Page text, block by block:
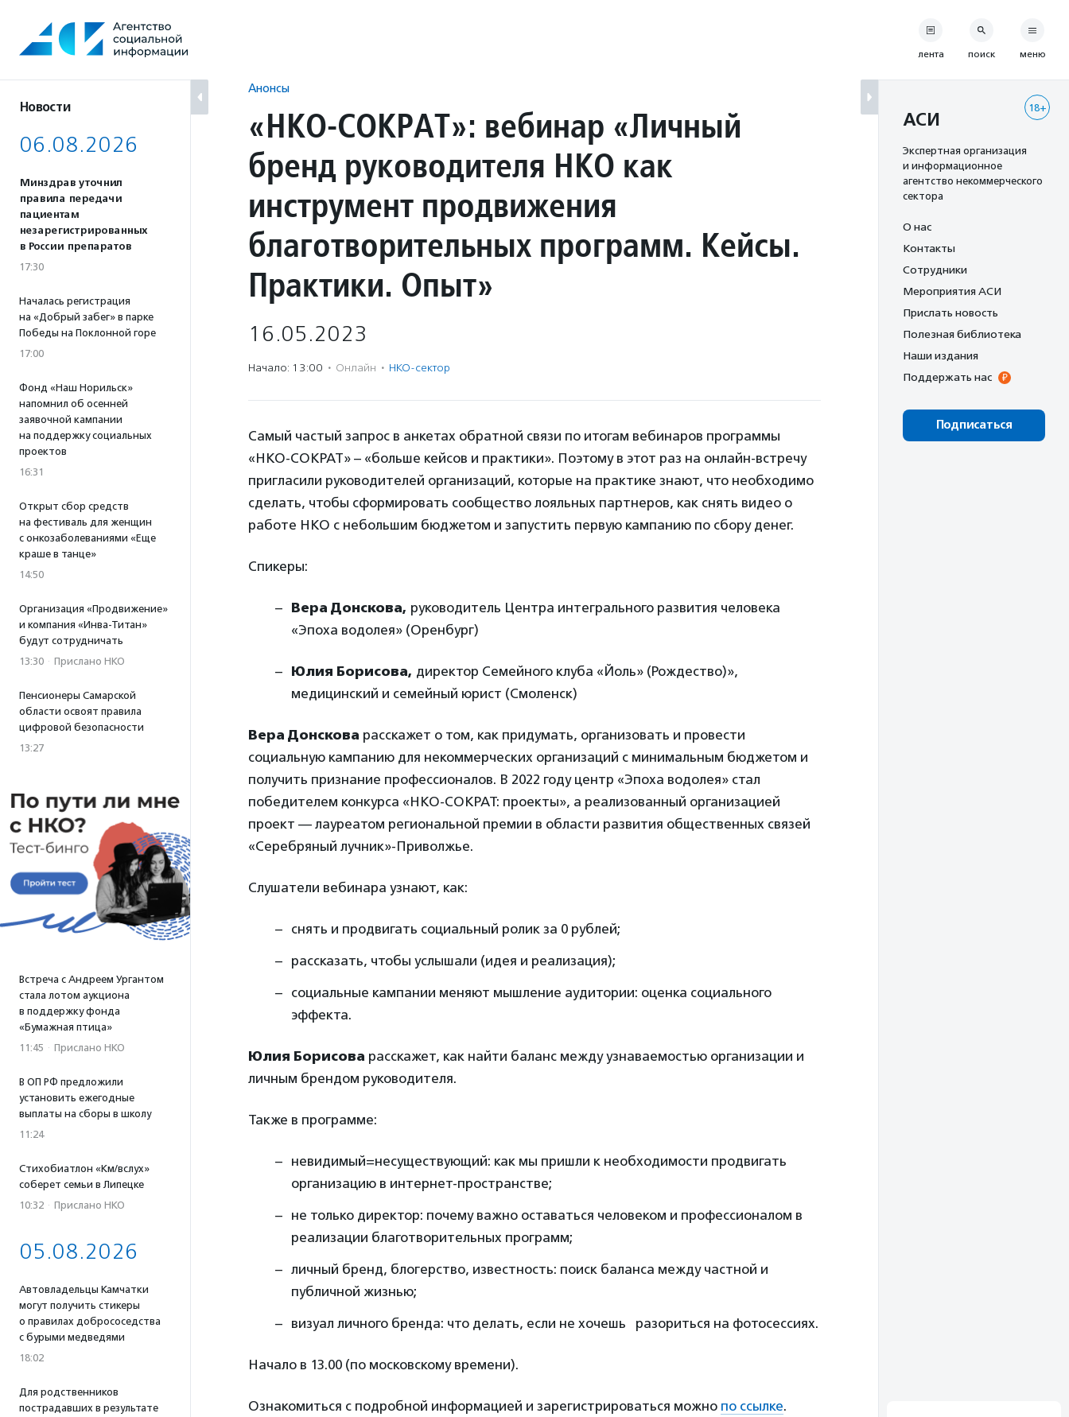
содержанию
Новости
06.08.2026
Минздрав уточнил
правила передачи
пациентам
незарегистрированных
в России препаратов
17:30
Началась регистрация
на «Добрый забег» в парке
Победы на Поклонной горе
17:00
Фонд «Наш Норильск»
напомнил об осенней
заявочной кампании
на поддержку социальных
проектов
16:31
Открыт сбор средств
на фестиваль для женщин
с онкозаболеваниями «Еще
краше в танце»
14:50
Организация «Продвижение»
и компания «Инва-Титан»
будут сотрудничать
13:30 · Прислано НКО
Пенсионеры Самарской
области освоят правила
цифровой безопасности
13:27
Встреча с Андреем Ургантом
стала лотом аукциона
в поддержку фонда
«Бумажная птица»
11:45 · Прислано НКО
В ОП РФ предложили
установить ежегодные
выплаты на сборы в школу
11:24
Стихобиатлон «Км/вслух»
соберет семьи в Липецке
10:32 · Прислано НКО
05.08.2026
Автовладельцы Камчатки
могут получить стикеры
о правилах добрососедства
с бурыми медведями
18:02
Для родственников
пострадавших в результате
Анонсы
«НКО-СОКРАТ»: вебинар «Личный
бренд руководителя НКО как
инструмент продвижения
благотворительных программ. Кейсы.
Практики. Опыт»
16.05.2023
Начало: 13:00 · Онлайн · НКО-сектор
Самый частый запрос в анкетах обратной связи по итогам вебинаров программы
«НКО-СОКРАТ» – «больше кейсов и практики». Поэтому в этот раз на онлайн-встречу
пригласили руководителей организаций, которые на практике знают, что необходимо
сделать, чтобы сформировать сообщество лояльных партнеров, как снять видео о
работе НКО с небольшим бюджетом и запустить первую кампанию по сбору денег.
Спикеры:
Вера Донскова, руководитель Центра интегрального развития человека
«Эпоха водолея» (Оренбург)
Юлия Борисова, директор Семейного клуба «Йоль» (Рождество)»,
медицинский и семейный юрист (Смоленск)
Вера Донскова расскажет о том, как придумать, организовать и провести
социальную кампанию для некоммерческих организаций с минимальным бюджетом и
получить признание профессионалов. В 2022 году центр «Эпоха водолея» стал
победителем конкурса «НКО-СОКРАТ: проекты», а реализованный организацией
проект — лауреатом региональной премии в области развития общественных связей
«Серебряный лучник»-Приволжье.
Слушатели вебинара узнают, как:
снять и продвигать социальный ролик за 0 рублей;
рассказать, чтобы услышали (идея и реализация);
социальные кампании меняют мышление аудитории: оценка социального
эффекта.
Юлия Борисова расскажет, как найти баланс между узнаваемостью организации и
личным брендом руководителя.
Также в программе:
невидимый=несуществующий: как мы пришли к необходимости продвигать
организацию в интернет-пространстве;
не только директор: почему важно оставаться человеком и профессионалом в
реализации благотворительных программ;
личный бренд, блогерство, известность: поиск баланса между частной и
публичной жизнью;
визуал личного бренда: что делать, если не хочешь разориться на фотосессиях.
Начало в 13.00 (по московскому времени).
Ознакомиться с подробной информацией и зарегистрироваться можно по ссылке.
лента поиск меню
18+
АСИ
Экспертная организация
и информационное
агентство некоммерческого
сектора
О нас
Контакты
Сотрудники
Мероприятия АСИ
Прислать новость
Полезная библиотека
Наши издания
Поддержать нас
Подписаться